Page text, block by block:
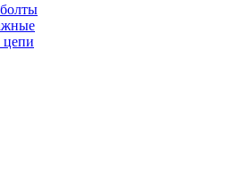
цепи